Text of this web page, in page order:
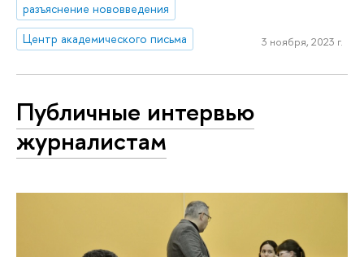
разъяснение нововведения
Центр академического письма
3 ноября, 2023 г.
Публичные интервью
журналистам